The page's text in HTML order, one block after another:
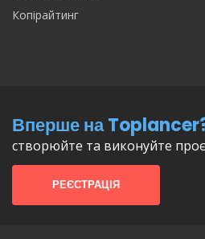
Копірайтинг
Вперше на
створюйте та виконуйте
РЕЄСТРАЦІЯ